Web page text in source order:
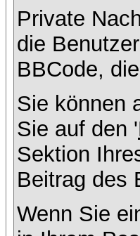
Private
die
BBCode,
Sie können
Sie auf den '
Sektion
Beitrag des
Wenn Sie